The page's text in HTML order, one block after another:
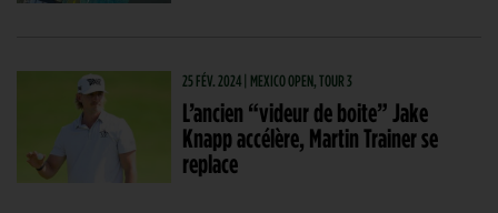
25 FÉV. 2024 | MEXICO OPEN, TOUR 3
L’ancien “videur de boite” Jake
Knapp accélère, Martin Trainer se
replace